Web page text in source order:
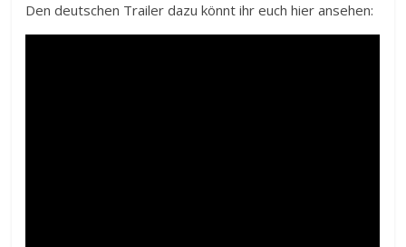
Den deutschen Trailer dazu könnt ihr euch hier ansehen: